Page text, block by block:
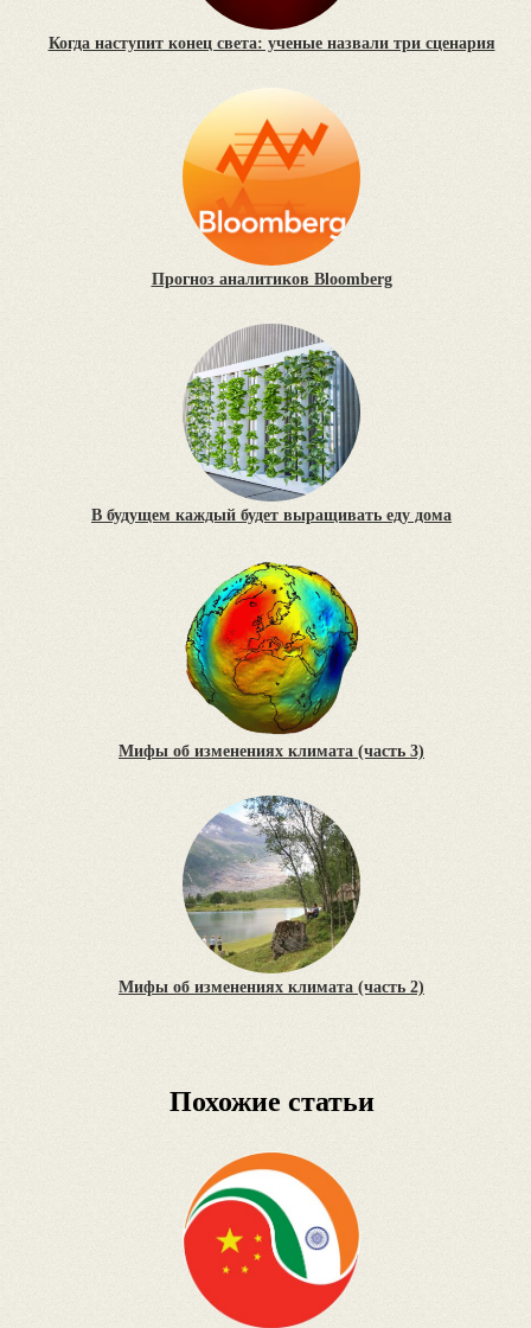
Когда наступит конец света: ученые назвали три сценария
Прогноз аналитиков Bloomberg
В будущем каждый будет выращивать еду дома
Мифы об изменениях климата (часть 3)
Мифы об изменениях климата (часть 2)
Похожие статьи